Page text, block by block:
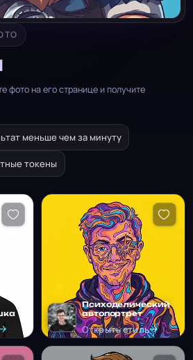
фото на его странице и получите
меньше чем за минуту
токены
Психоделический
автопортрет
Открыть стиль